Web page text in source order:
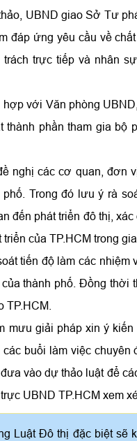
UBND giao Sở Tư
đáp ứng yêu cầu về
trực tiếp và nhân
với Văn phòng
thành phần tham gia
nghị các cơ quan, đơn
phố. Trong đó lưu ý rà
đến phát triển đô thị,
của TP.HCM trong
tiến độ làm các
thành phố. Đồng thời
TP.HCM.
mưu giải pháp xin ý
các buổi làm việc
vào dự thảo luật để
UBND TP.HCM xem
Luật Đô thị đặc biệt sẽ